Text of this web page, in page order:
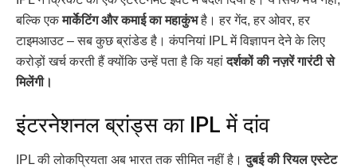
बल्कि एकमार्केटिंग और कमाई का महाकुंभहै। हर गेंद, हर ओवर, हर
टाइमआउट – सब कुछ ब्रांडेड है। कंपनियां IPL में विज्ञापन देने के लिए
करोड़ों खर्च करती हैं क्योंकि उन्हें पता है कि यहांदर्शकों की नज़रें गारंटी से
मिलेंगी।
इंटरनेशनल ब्रांड्स का IPL में दांव
IPL की लोकप्रियता अब भारत तक सीमित नहीं है।दुबई की रियल एस्टेट